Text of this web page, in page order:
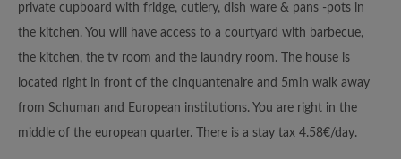
private cupboard with fridge, cutlery, dish ware & pans -pots in
the kitchen. You will have access to a courtyard with barbecue,
the kitchen, the tv room and the laundry room. The house is
located right in front of the cinquantenaire and 5min walk away
from Schuman and European institutions. You are right in the
middle of the european quarter. There is a stay tax 4.58€/day.